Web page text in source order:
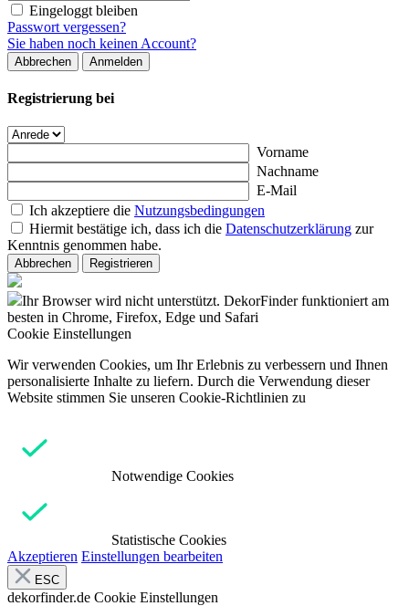
Eingeloggt bleiben
Passwort vergessen?
Sie haben noch keinen Account?
Abbrechen Anmelden
Registrierung bei
Vorname
Nachname
E-Mail
Ich akzeptiere die Nutzungsbedingungen
Hiermit bestätige ich, dass ich die Datenschutzerklärung zur
Kenntnis genommen habe.
Abbrechen Registrieren
Ihr Browser wird nicht unterstützt. DekorFinder funktioniert am
besten in Chrome, Firefox, Edge und Safari
Cookie Einstellungen
Wir verwenden Cookies, um Ihr Erlebnis zu verbessern und Ihnen
personalisierte Inhalte zu liefern. Durch die Verwendung dieser
Website stimmen Sie unseren Cookie-Richtlinien zu
Notwendige Cookies
Statistische Cookies
Akzeptieren Einstellungen bearbeiten
ESC
dekorfinder.de Cookie Einstellungen